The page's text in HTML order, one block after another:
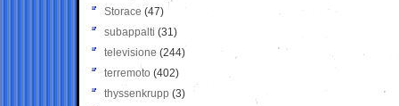
Storace (47)
subappalti (31)
televisione(244)
terremoto (402)
thyssenkrupp (3)